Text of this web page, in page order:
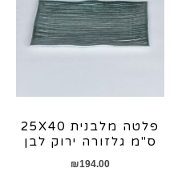
פלטה מלבנית 25X40
ס"מ גלזורה ירוק לבן
₪194.00